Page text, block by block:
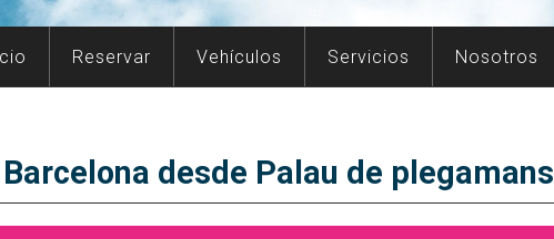
Reservar Vehículos Servicios Nosotros
desde Palau de plegamans